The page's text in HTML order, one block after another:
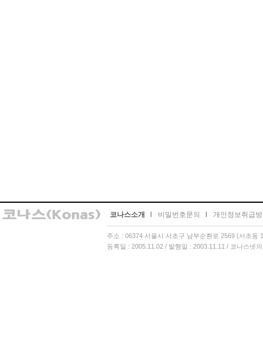
코나스소개 비밀번호문의 개인정보취급
주소 : 06374 서울시 서초구 남부순환로 2569 (서초
등록일 : 2005.11.02 / 발행일 : 2003.11.11 / 코나스넷